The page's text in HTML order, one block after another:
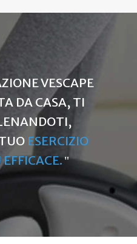
VESCAPE
DA CASA, TI
ESERCIZIO